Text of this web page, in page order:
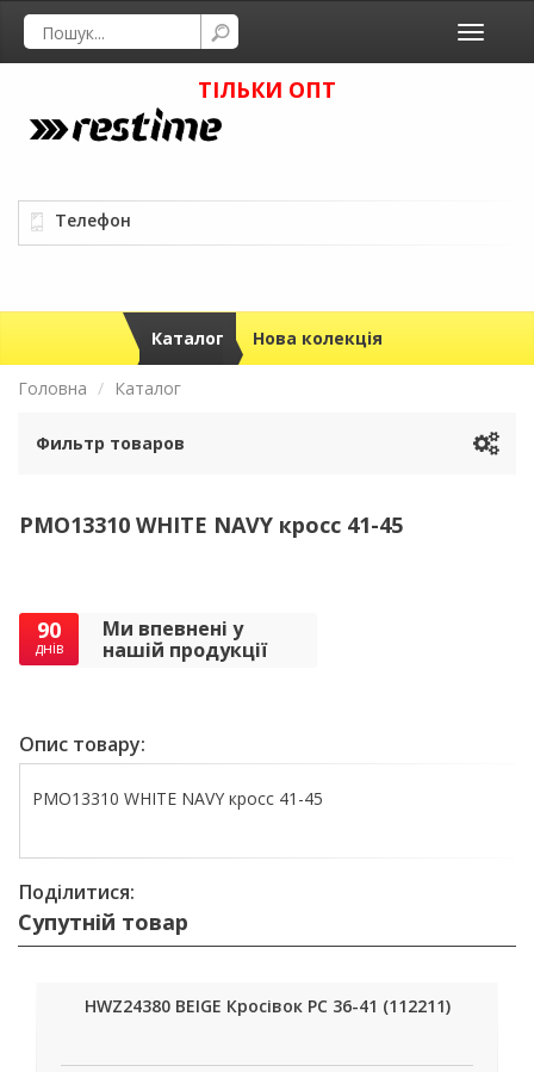
Toggle
ТІЛЬКИ ОПТ
Телефон
Каталог Нова колекція
Головна Каталог
Фильтр товаров
PMO13310 WHITE NAVY кросс 41-45
90
днів
Ми впевнені у
нашій продукції
Опис товару:
PMO13310 WHITE NAVY кросс 41-45
Поділитися:
Супутній товар
HWZ24380 BEIGE Кросівок РС 36-41 (112211)